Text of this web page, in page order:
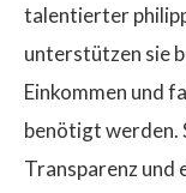
talentierter
unterstützen sie
Einkommen und
benötigt werden.
Transparenz und